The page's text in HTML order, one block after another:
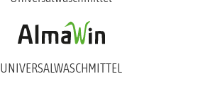
UNIVERSALWASCHMITTEL